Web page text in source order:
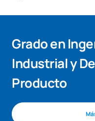
Grado en
Industrial y
Producto